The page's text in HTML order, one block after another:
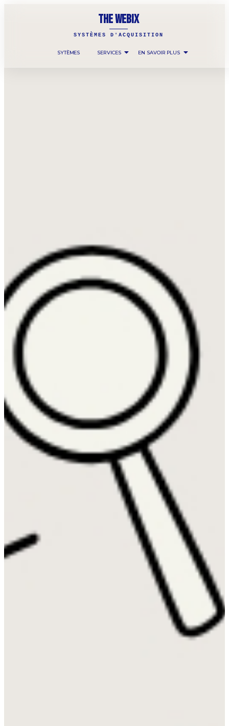
THE WEBIX
SYSTÈMES D'ACQUISITION
SYTÈMES SERVICES EN SAVOIR PLUS